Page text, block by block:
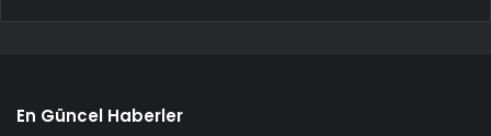
En Güncel Haberler